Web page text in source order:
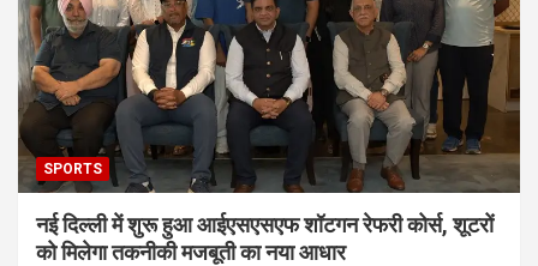
SPORTS
नई दिल्ली में शुरू हुआ आईएसएसएफ शॉटगन रेफरी कोर्स, शूटरों
को मिलेगा तकनीकी मजबूती का नया आधार